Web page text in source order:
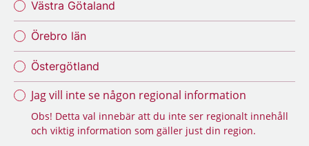
Västra Götaland
Örebro län
Östergötland
Jag vill inte se någon regional information
Obs! Detta val innebär att du inte ser regionalt innehåll
och viktig information som gäller just din region.